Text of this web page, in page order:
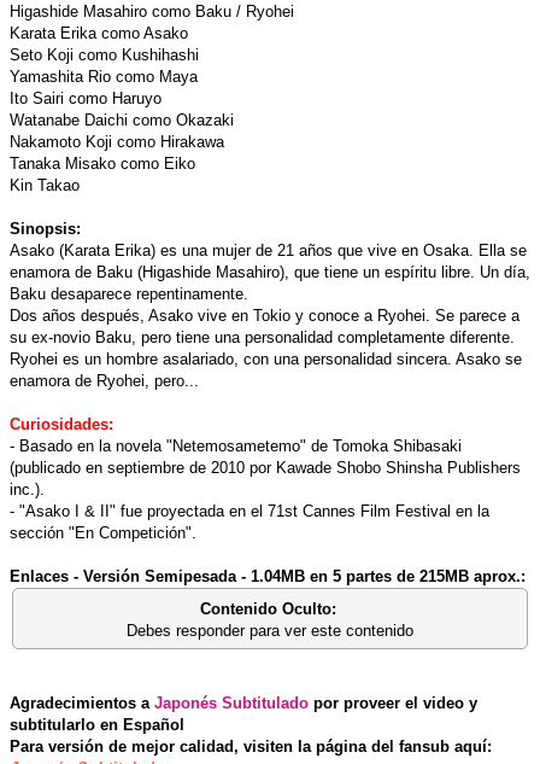
Higashide Masahiro como Baku / Ryohei
Karata Erika como Asako
Seto Koji como Kushihashi
Yamashita Rio como Maya
Ito Sairi como Haruyo
Watanabe Daichi como Okazaki
Nakamoto Koji como Hirakawa
Tanaka Misako como Eiko
Kin Takao
Sinopsis:
Asako (Karata Erika) es una mujer de 21 años que vive en Osaka. Ella se
enamora de Baku (Higashide Masahiro), que tiene un espíritu libre. Un día,
Baku desaparece repentinamente.
Dos años después, Asako vive en Tokio y conoce a Ryohei. Se parece a
su ex-novio Baku, pero tiene una personalidad completamente diferente.
Ryohei es un hombre asalariado, con una personalidad sincera. Asako se
enamora de Ryohei, pero...
Curiosidades:
- Basado en la novela "Netemosametemo" de Tomoka Shibasaki
(publicado en septiembre de 2010 por Kawade Shobo Shinsha Publishers
inc.).
- "Asako I & II" fue proyectada en el 71st Cannes Film Festival en la
sección "En Competición".
Enlaces - Versión Semipesada - 1.04MB en 5 partes de 215MB aprox.:
Contenido Oculto:
Debes responder para ver este contenido
Agradecimientos a Japonés Subtitulado por proveer el video y
subtitularlo en Español
Para versión de mejor calidad, visiten la página del fansub aquí: